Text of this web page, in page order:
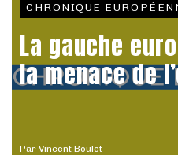
Par Vincent Boulet
CHRONIQUE
La gauche
la menace de